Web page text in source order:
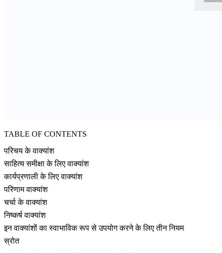
TABLE OF CONTENTS
परिचय के वाक्यांश
साहित्य समीक्षा के लिए वाक्यांश
कार्यप्रणाली के लिए वाक्यांश
परिणाम वाक्यांश
चर्चा के वाक्यांश
निष्कर्ष वाक्यांश
इन वाक्यांशों का स्वाभाविक रूप से उपयोग करने के लिए तीन नियम
स्रोत